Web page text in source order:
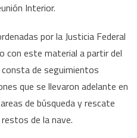
Interior.
por la Justicia Federal
con este material a partir del
de seguimientos
que se llevaron adelante en
de búsqueda y rescate
de la nave.